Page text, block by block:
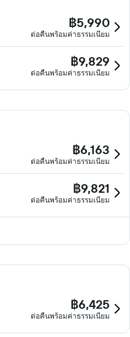
฿5,990
ต่อคืนพร้อมค่าธรรมเนียม
฿9,829
ต่อคืนพร้อมค่าธรรมเนียม
฿6,163
ต่อคืนพร้อมค่าธรรมเนียม
฿9,821
ต่อคืนพร้อมค่าธรรมเนียม
฿6,425
ต่อคืนพร้อมค่าธรรมเนียม